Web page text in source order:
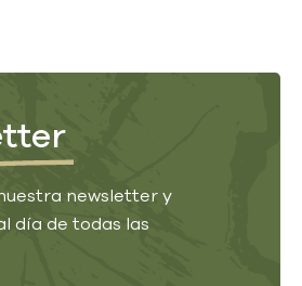
newsletter y
día de todas las